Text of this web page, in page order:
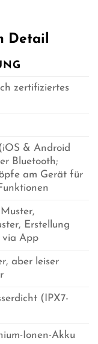
Detail
zertifiziertes
& Android
Bluetooth;
am Gerät für
Erstellung
via App
aber leiser
(IPX7-
Ionen-Akku